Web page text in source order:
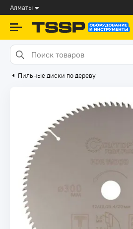
Алматы
Пильные диски по дереву